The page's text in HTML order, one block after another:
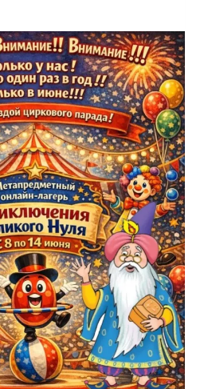
«Приключения